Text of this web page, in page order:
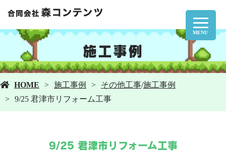
MENU
施工事例
HOME 施工事例 その他工事/施工事例
9/25 君津市リフォーム工事
9/25 君津市リフォーム工事